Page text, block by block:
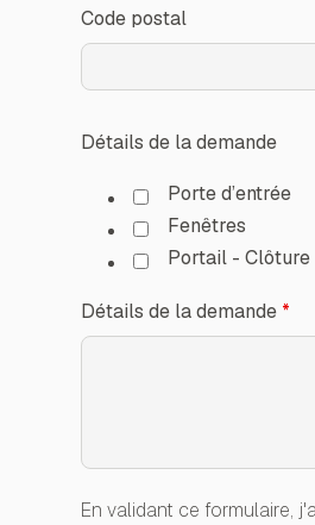
Code postal
Détails de la demande
Porte d’entrée
Fenêtres
Portail - Clôture
Détails de la demande *
En validant ce formulaire,